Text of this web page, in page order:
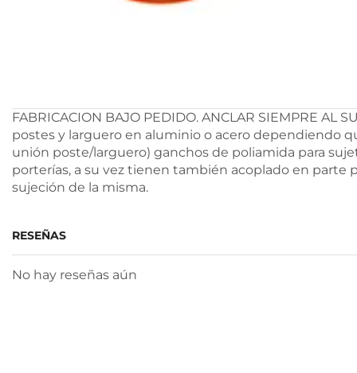
FABRICACION BAJO PEDIDO. ANCLAR SIEMPRE AL
postes y larguero en aluminio o acero dependiendo
unión poste/larguero) ganchos de poliamida para
porterías, a su vez tienen también acoplado en
sujeción de la misma.
RESEÑAS
No hay reseñas aún